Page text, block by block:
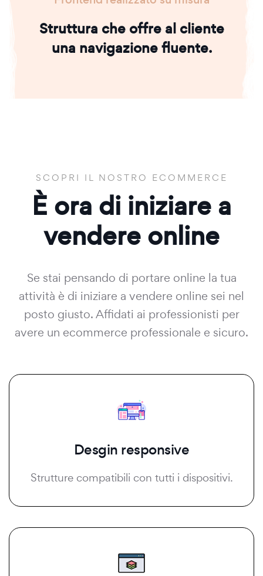
Struttura che offre al cliente
una navigazione fluente.
SCOPRI IL NOSTRO ECOMMERCE
È ora di iniziare a
vendere online
Se stai pensando di portare online la tua
attività è di iniziare a vendere online sei nel
posto giusto. Affidati ai professionisti per
avere un ecommerce professionale e sicuro.
Desgin responsive
Strutture compatibili con tutti i dispositivi.